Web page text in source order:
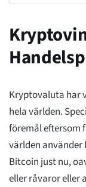
Kryptovaluta har
hela världen.
föremål eftersom
världen använder
Bitcoin just nu,
eller råvaror eller